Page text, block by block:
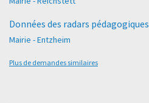
Données des radars pédagogiques
Mairie - Entzheim
Plus de demandes similaires